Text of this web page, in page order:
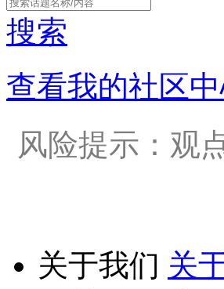
搜索
查看我的社区
风险提示：观
关于我们 关